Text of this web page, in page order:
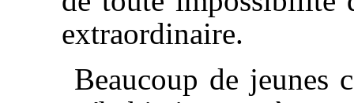
extraordinaire.
Beaucoup de jeunes